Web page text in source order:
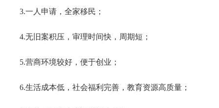
3.一人申请，全家移民；
4.无旧案积压，审理时间快，周期短；
5.营商环境较好，便于创业；
6.生活成本低，社会福利完善，教育资源高质量；